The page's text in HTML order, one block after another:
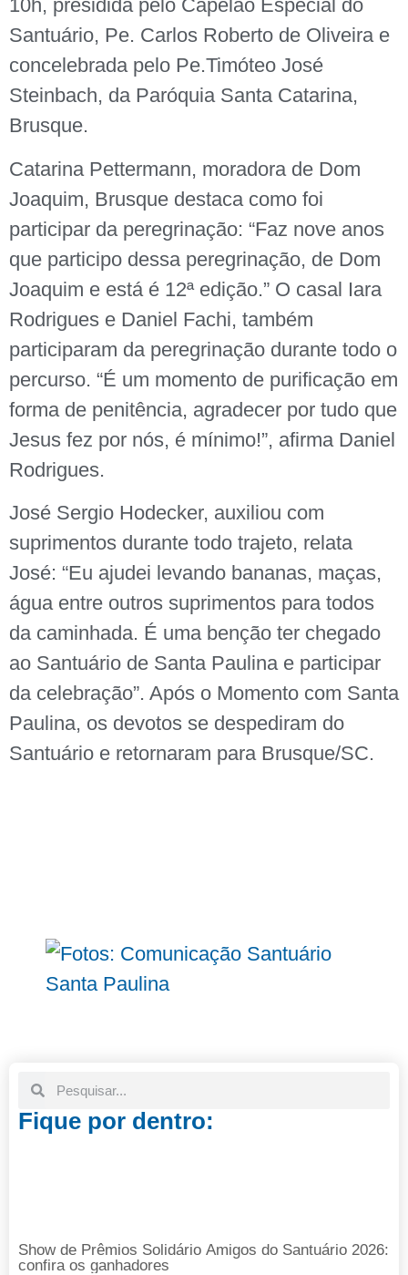
10h, presidida pelo Capelão Especial do
Santuário, Pe. Carlos Roberto de Oliveira e
concelebrada pelo Pe.Timóteo José
Steinbach, da Paróquia Santa Catarina,
Brusque.
Catarina Pettermann, moradora de Dom
Joaquim, Brusque destaca como foi
participar da peregrinação: “Faz nove anos
que participo dessa peregrinação, de Dom
Joaquim e está é 12ª edição.” O casal Iara
Rodrigues e Daniel Fachi, também
participaram da peregrinação durante todo o
percurso. “É um momento de purificação em
forma de penitência, agradecer por tudo que
Jesus fez por nós, é mínimo!”, afirma Daniel
Rodrigues.
José Sergio Hodecker, auxiliou com
suprimentos durante todo trajeto, relata
José: “Eu ajudei levando bananas, maças,
água entre outros suprimentos para todos
da caminhada. É uma benção ter chegado
ao Santuário de Santa Paulina e participar
da celebração”. Após o Momento com Santa
Paulina, os devotos se despediram do
Santuário e retornaram para Brusque/SC.
Fique por dentro:
Show de Prêmios Solidário Amigos do Santuário 2026:
confira os ganhadores